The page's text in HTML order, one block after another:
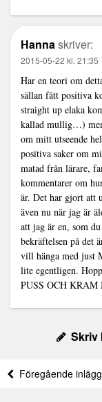
Hannaskriver:
2015-05-22 kl. 21:35
Har en teori om
sällan fått positiva
straight up elaka
kallad mullig…)
om mitt utseende
positiva saker om
matad från lärare,
kommentarer om
är. Det har gjort att
även nu när jag är
att jag är en, som
bekräftelsen på det
vill hänga med just
lite egentligen.
PUSS OCH
Skriv
Föregående inlägg